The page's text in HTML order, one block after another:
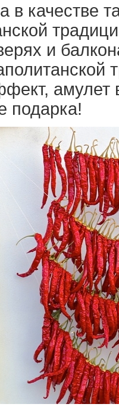
в качестве
и
амулет
подарка!